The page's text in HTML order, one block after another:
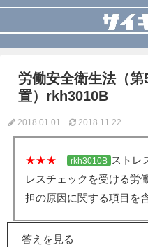
労働安全衛生法（
置）rkh3010B
2018.01.01 2018.11.22
★★★ rkh3010B ストレ
レスチェックを受ける労
担の原因に関する項目を
答えを見る